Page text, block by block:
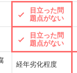
目立った問
題点がない
目立った問
題点がない
経年劣化程度